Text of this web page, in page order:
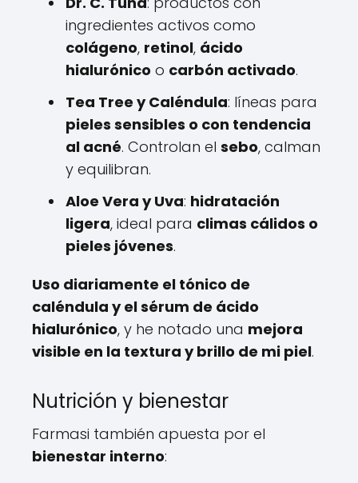
ingredientes activos como
colágeno, retinol, ácido
hialurónico o carbón activado.
Tea Tree y Caléndula: líneas para
pieles sensibles o con tendencia
al acné. Controlan el sebo, calman
y equilibran.
Aloe Vera y Uva: hidratación
ligera, ideal para climas cálidos o
pieles jóvenes.
Uso diariamente el tónico de
caléndula y el sérum de ácido
hialurónico, y he notado una mejora
visible en la textura y brillo de mi piel.
Nutrición y bienestar
Farmasi también apuesta por el
bienestar interno: